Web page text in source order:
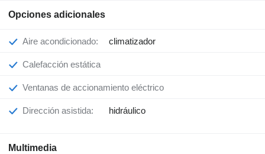
Opciones adicionales
Aire acondicionado: climatizador
Calefacción estática
Ventanas de accionamiento eléctrico
Dirección asistida: hidráulico
Multimedia